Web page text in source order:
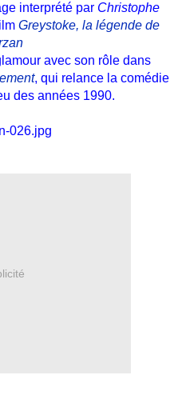
interprété par Christophe
Greystoke, la légende de
avec son rôle dans
, qui relance la comédie
des années 1990.